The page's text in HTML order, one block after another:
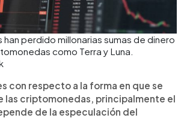
han perdido millonarias sumas de dinero
como Terra y Luna.
con respecto a la forma en que se
las criptomonedas, principalmente el
de la especulación del